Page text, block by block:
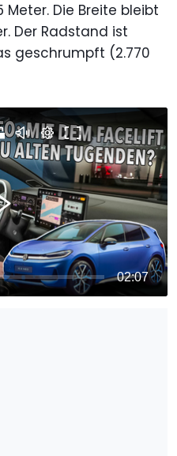
Meter. Die Breite bleibt
Der Radstand ist
geschrumpft (2.770